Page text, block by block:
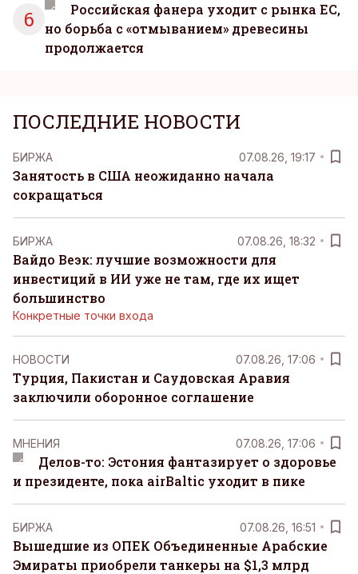
6
Российская фанера уходит с рынка ЕС,
но борьба с «отмыванием» древесины
продолжается
ПОСЛЕДНИЕ НОВОСТИ
БИРЖА 07.08.26, 19:17
Занятость в США неожиданно начала
сокращаться
БИРЖА 07.08.26, 18:32
Вайдо Веэк: лучшие возможности для
инвестиций в ИИ уже не там, где их ищет
большинство
Конкретные точки входа
НОВОСТИ 07.08.26, 17:06
Турция, Пакистан и Саудовская Аравия
заключили оборонное соглашение
MНЕНИЯ 07.08.26, 17:06
Делов-то: Эстония фантазирует о здоровье
и президенте, пока airBaltic уходит в пике
БИРЖА 07.08.26, 16:51
Вышедшие из ОПЕК Объединенные Арабские
Эмираты приобрели танкеры на $1,3 млрд